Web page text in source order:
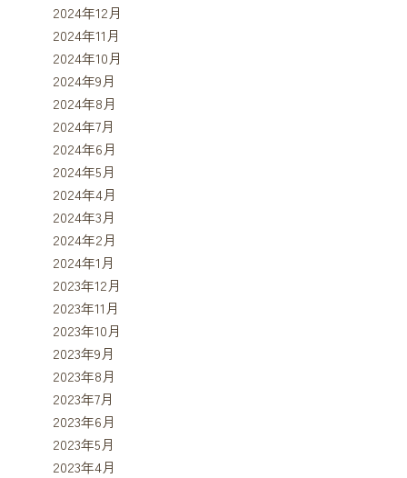
2024年12月
2024年11月
2024年10月
2024年9月
2024年8月
2024年7月
2024年6月
2024年5月
2024年4月
2024年3月
2024年2月
2024年1月
2023年12月
2023年11月
2023年10月
2023年9月
2023年8月
2023年7月
2023年6月
2023年5月
2023年4月